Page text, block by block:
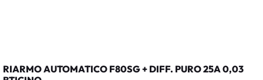
RIARMO AUTOMATICO F80SG + DIFF. PURO 25A 0,03